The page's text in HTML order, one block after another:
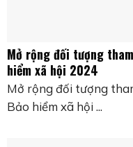
Mở rộng đối tượng
hiểm xã hội 2024
Mở rộng đối tượng
Bảo hiểm xã hội ...